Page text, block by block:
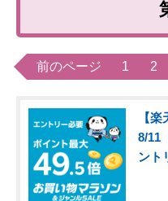
前のページ 1 2
【
8/11
ント